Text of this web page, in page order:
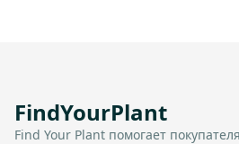
FindYourPlant
Find Your Plant помогает